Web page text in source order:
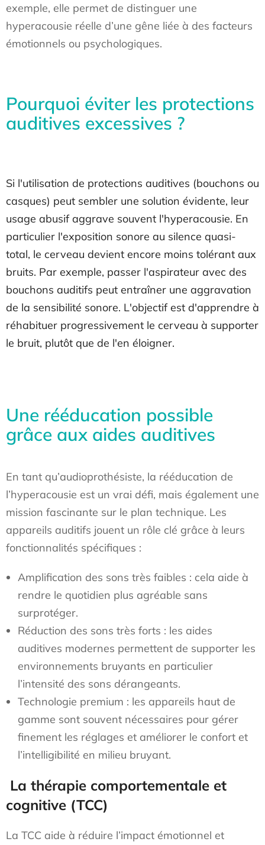
exemple, elle permet de distinguer une
hyperacousie réelle d’une gêne liée à des facteurs
émotionnels ou psychologiques.
Pourquoi éviter les protections
auditives excessives ?
Si l'utilisation de protections auditives (bouchons ou
casques) peut sembler une solution évidente, leur
usage abusif aggrave souvent l'hyperacousie. En
particulier l'exposition sonore au silence quasi-
total, le cerveau devient encore moins tolérant aux
bruits. Par exemple, passer l'aspirateur avec des
bouchons auditifs peut entraîner une aggravation
de la sensibilité sonore. L'objectif est d'apprendre à
réhabituer progressivement le cerveau à supporter
le bruit, plutôt que de l'en éloigner.
Une rééducation possible
grâce aux aides auditives
En tant qu’audioprothésiste, la rééducation de
l’hyperacousie est un vrai défi, mais également une
mission fascinante sur le plan technique. Les
appareils auditifs jouent un rôle clé grâce à leurs
fonctionnalités spécifiques :
Amplification des sons très faibles : cela aide à
rendre le quotidien plus agréable sans
surprotéger.
Réduction des sons très forts : les aides
auditives modernes permettent de supporter les
environnements bruyants en particulier
l’intensité des sons dérangeants.
Technologie premium : les appareils haut de
gamme sont souvent nécessaires pour gérer
finement les réglages et améliorer le confort et
l’intelligibilité en milieu bruyant.
La thérapie comportementale et
cognitive (TCC)
La TCC aide à réduire l’impact émotionnel et